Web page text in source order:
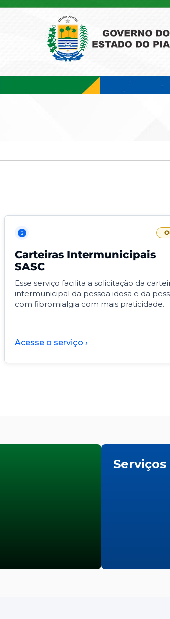
Carteiras Intermunicipais
SASC
Esse serviço facilita a solicitação da
intermunicipal da pessoa idosa e da
com fibromialgia com mais praticidade.
Acesse o serviço ›